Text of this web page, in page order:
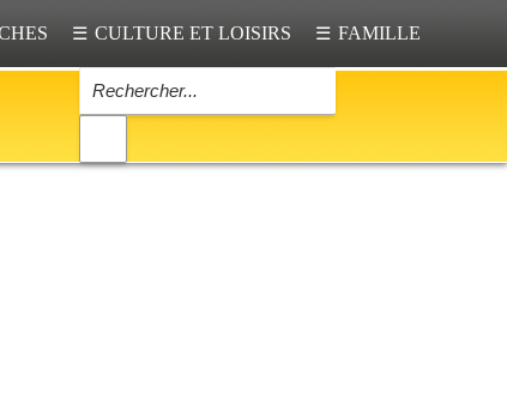
☰ CULTURE ET LOISIRS ☰ FAMILLE